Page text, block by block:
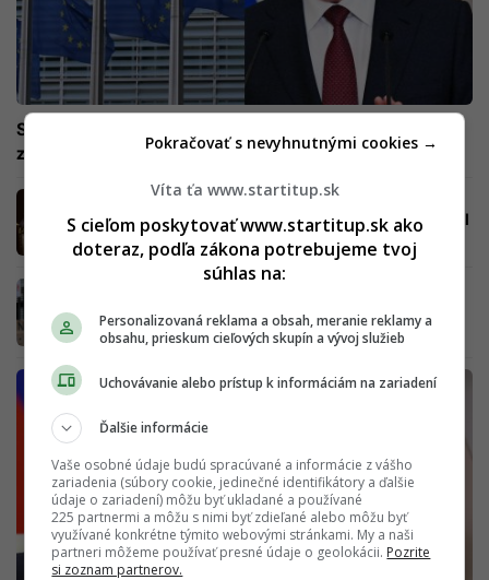
Sankcie za masaker v Buči: EÚ trestá deväť osôb
zodpovedných za vojnové zločiny
USA zrušili sankcie voči časti ruského
ropného giganta. Rozhodnutie je „silný signál
úzkej spolupráce“
rastú problémy rýchlejšie ako v Kyjeve
Víta ťa www.startitup.sk
S cieľom poskytovať www.startitup.sk ako
doteraz, podľa zákona potrebujeme tvoj
súhlas na:
Personalizovaná reklama a obsah, meranie reklamy a
obsahu, prieskum cieľových skupín a vývoj služieb
Uchovávanie alebo prístup k informáciám na zariadení
Ďalšie informácie
Vaše osobné údaje budú spracúvané a informácie z vášho
zariadenia (súbory cookie, jedinečné identifikátory a ďalšie
údaje o zariadení) môžu byť ukladané a používané
225 partnermi a môžu s nimi byť zdieľané alebo môžu byť
využívané konkrétne týmito webovými stránkami. My a naši
partneri môžeme používať presné údaje o geolokácii. Pozrite
si zoznam partnerov.
Pokračovať s nevyhnutnými cookies →